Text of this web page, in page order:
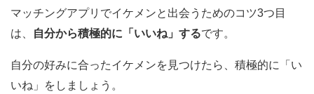
マッチングアプリでイケメンと出会うためのコツ3つ目
は、
自分から積極的に「いいね」するです。
自分の好みに合ったイケメンを見つけたら、積極的に「い
いね」をしましょう。